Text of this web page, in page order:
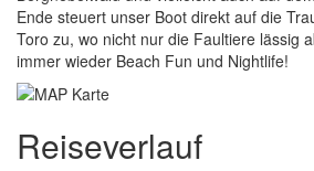
Ende steuert unser Boot direkt auf die
Toro zu, wo nicht nur die Faultiere lässig
immer wieder Beach Fun und Nightlife!
Reiseverlauf